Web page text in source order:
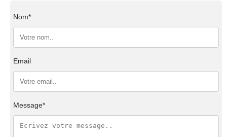
Nom*
Email
Message*